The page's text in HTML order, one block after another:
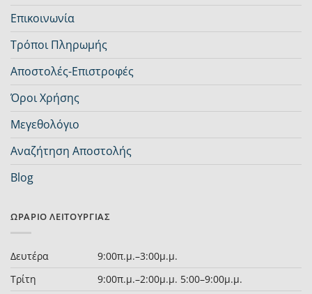
Επικοινωνία
Τρόποι Πληρωμής
Αποστολές-Επιστροφές
Όροι Χρήσης
Μεγεθολόγιο
Αναζήτηση Αποστολής
Blog
ΩΡΆΡΙΟ ΛΕΙΤΟΥΡΓΊΑΣ
Δευτέρα
9:00π.μ.–3:00μ.μ.
Τρίτη
9:00π.μ.–2:00μ.μ. 5:00–9:00μ.μ.